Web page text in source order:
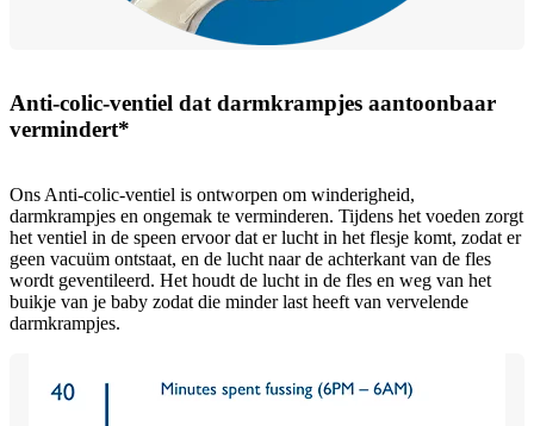
Anti-colic-ventiel dat darmkrampjes aantoonbaar
vermindert*
Ons Anti-colic-ventiel is ontworpen om winderigheid,
darmkrampjes en ongemak te verminderen. Tijdens het voeden zorgt
het ventiel in de speen ervoor dat er lucht in het flesje komt, zodat er
geen vacuüm ontstaat, en de lucht naar de achterkant van de fles
wordt geventileerd. Het houdt de lucht in de fles en weg van het
buikje van je baby zodat die minder last heeft van vervelende
darmkrampjes.